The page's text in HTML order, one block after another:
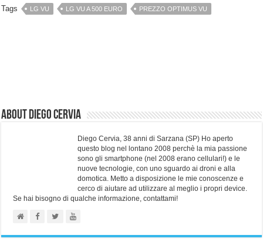
Tags LG VU LG VU A 500 EURO PREZZO OPTIMUS VU
About Diego Cervia
Diego Cervia, 38 anni di Sarzana (SP) Ho aperto
questo blog nel lontano 2008 perchè la mia passione
sono gli smartphone (nel 2008 erano cellulari!) e le
nuove tecnologie, con uno sguardo ai droni e alla
domotica. Metto a disposizione le mie conoscenze e
cerco di aiutare ad utilizzare al meglio i propri device.
Se hai bisogno di qualche informazione, contattami!